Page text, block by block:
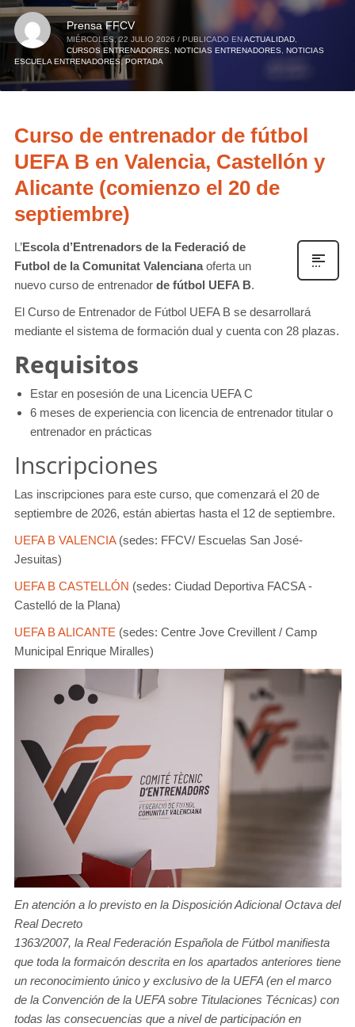
Prensa FFCV
MIÉRCOLES, 22 JULIO 2026 / PUBLICADO EN ACTUALIDAD,
CURSOS ENTRENADORES, NOTICIAS ENTRENADORES, NOTICIAS
ESCUELA ENTRENADORES,PORTADA
Curso de entrenador de fútbol
UEFA B en Valencia, Castellón y
Alicante (comienzo el 20 de
septiembre)
L’Escola d’Entrenadors de la Federació de
Futbol de la Comunitat Valencianaoferta un
nuevo curso de entrenadorde fútbol UEFA B.
El Curso de Entrenador de Fútbol UEFA B se desarrollará
mediante el sistema de formación dual y cuenta con 28 plazas.
Requisitos
Estar en posesión de una Licencia UEFA C
6 meses de experiencia con licencia de entrenador titular o
entrenador en prácticas
Inscripciones
Las inscripciones para este curso, que comenzará el 20 de
septiembre de 2026, están abiertas hasta el 12 de septiembre.
UEFA B VALENCIA(sedes: FFCV/ Escuelas San José-
Jesuitas)
UEFA B CASTELLÓN (sedes: Ciudad Deportiva FACSA -
Castelló de la Plana)
UEFA B ALICANTE (sedes: Centre Jove Crevillent / Camp
Municipal Enrique Miralles)
En atención a lo previsto en la Disposición Adicional Octava del
Real Decreto
1363/2007, la Real Federación Española de Fútbol manifiesta
que toda la formaicón descrita en los apartados anteriores tiene
un reconocimiento único y exclusivo de la UEFA (en el marco
de la Convención de la UEFA sobre Titulaciones Técnicas) con
todas las consecuencias que a nivel de participación en